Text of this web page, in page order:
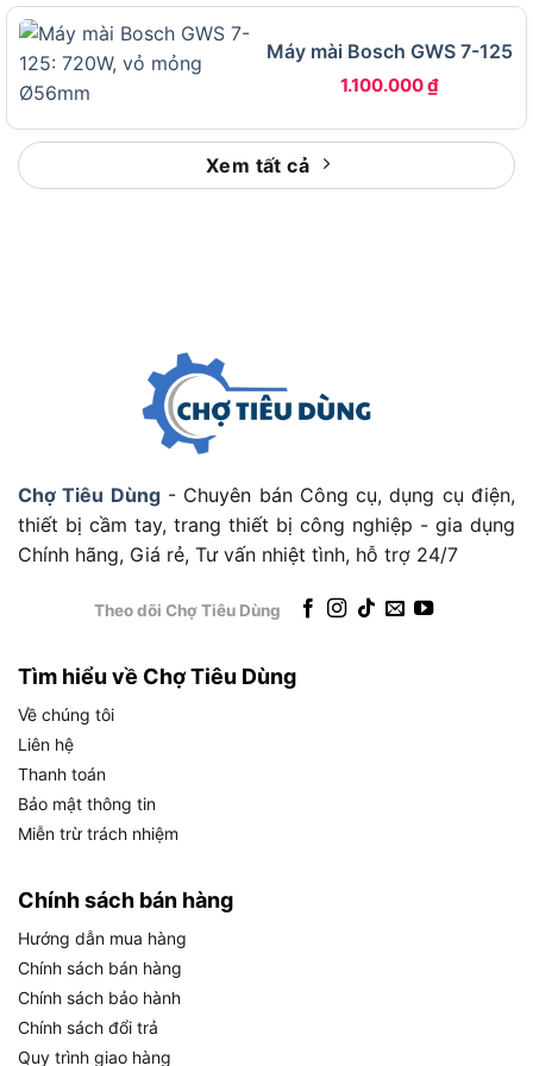
xem mẫu máy GWS 900-100 S này sẽ thực sự
phát huy tối đa giá trị trong tay nhóm đối tượng
người dùng nào.
Bosch GWS 900-100 S phù hợp với ai?
Bosch GWS 900-100 S phù hợp với người cần máy
Thợ cơ khí : Sử dụng máy để cắt sắt, mài ba via
sau gia công, xử lý mối hàn và làm sạch bề mặt
Thợ xây dựng
: Cắt gạch men, đá lát nền, sửa
mép vật liệu khi thi công.
bề mặt cũ, cắt các chi tiết nhỏ phục vụ tái chế.
dao cụ, xử lý vật liệu nhỏ trong nhà hoặc sân
vườn.
Tuy nhiên, nếu nhu cầu chính là cắt sâu bê tông
hay dầm thép lớn, người dùng nên cân nhắc các
dòng máy đá 180mm hoặc 230mm thay vì sản
nhu cầu trước khi mua để tránh tình trạng đầu tư
lệch nhu cầu sử dụng thực tế.
Tổng quan về sản phẩm đã được làm rõ, tiếp theo
cần đi sâu vào các thông số kỹ thuật cụ thể để
hiểu khả năng vận hành của máy.
Máy mài Bosch GWS 7-125
1.100.000₫
Xem tất cả
Chợ Tiêu Dùng- Chuyên bán Công cụ, dụng cụ điện,
thiết bị cầm tay, trang thiết bị công nghiệp - gia dụng
Chính hãng, Giá rẻ, Tư vấn nhiệt tình, hỗ trợ 24/7
Theo dõi Chợ Tiêu Dùng
Tìm hiểu về Chợ Tiêu Dùng
Về chúng tôi
Liên hệ
Thanh toán
Bảo mật thông tin
Miễn trừ trách nhiệm
Chính sách bán hàng
Hướng dẫn mua hàng
Chính sách bán hàng
Chính sách bảo hành
Chính sách đổi trả
Quy trình giao hàng